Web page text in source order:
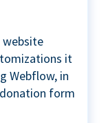
website
it
Webflow, in
form